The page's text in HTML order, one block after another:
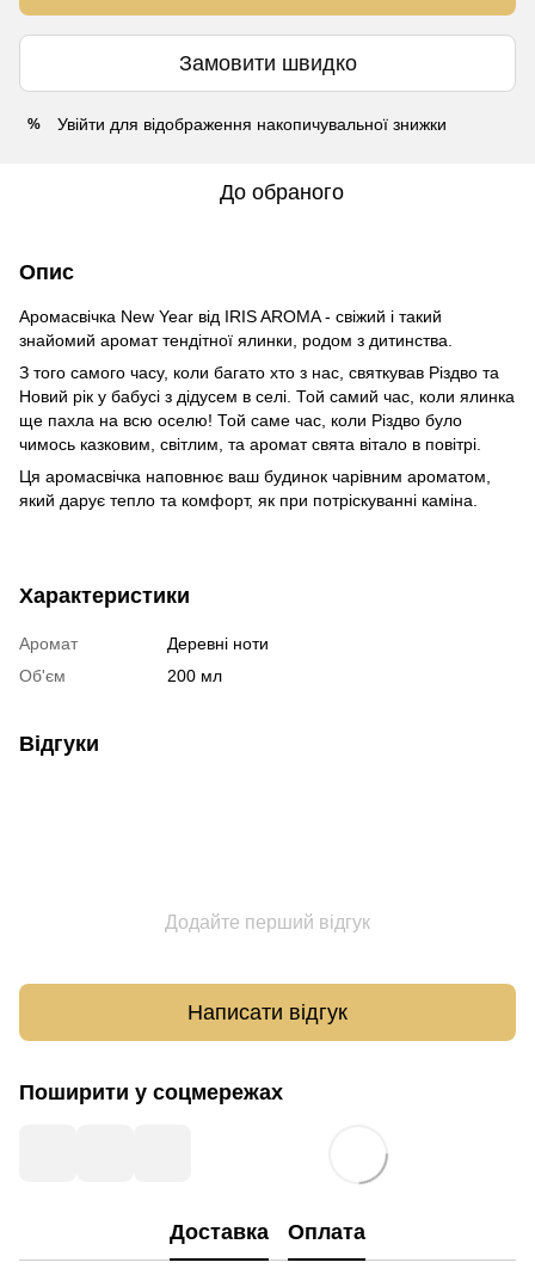
Замовити швидко
% Увійти для відображення накопичувальної знижки
До обраного
Опис
Aромасвічка New Year від IRIS AROMA - свіжий і такий
знайомий аромат тендітної ялинки, родом з дитинства.
З того самого часу, коли багато хто з нас, святкував Різдво та
Новий рік у бабусі з дідусем в селі. Той самий час, коли ялинка
ще пахла на всю оселю! Той саме час, коли Різдво було
чимось казковим, світлим, та аромат свята вітало в повітрі.
Ця аромасвічка наповнює ваш будинок чарівним ароматом,
який дарує тепло та комфорт, як при потріскуванні каміна.
Характеристики
Аромат
Деревні ноти
Об'єм
200 мл
Відгуки
Додайте перший відгук
Написати відгук
Поширити у соцмережах
Доставка Оплата